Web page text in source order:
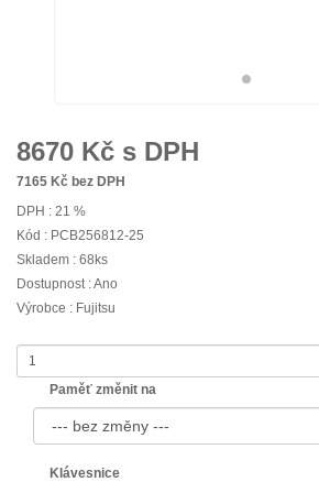
8670 Kč s DPH
7165 Kč bez DPH
DPH : 21 %
Kód : PCB256812-25
Skladem : 68ks
Dostupnost : Ano
Výrobce : Fujitsu
Paměť změnit na
Klávesnice